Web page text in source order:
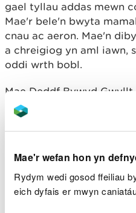
Mae'r wefan hon yn
Rydym wedi gosod ffeiliau
eich dyfais er mwyn
gael tyllau addas mewn
Mae'r bele'n bwyta
cnau ac aeron. Mae'n
a chreigiog yn aml iawn,
oddi wrth bobl.
Mae Deddf Bywyd Gwyllt
y'i diwygiwyd) yn
Atodlen 5. Mae hefyd
sy'n gwahardd dulliau
Ar gyfer rhywogaethau
gwneud y canlynol:
Cymryd, lladd neu